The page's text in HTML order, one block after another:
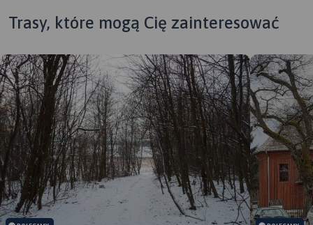
Trasy, które mogą Cię zainteresować